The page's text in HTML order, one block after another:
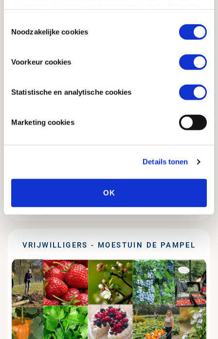
raadplegen, zodat u van deze wijzigingen op de hoogte
Noodzakelijke cookies
Voorkeur cookies
Statistische en analytische cookies
Marketing cookies
Details tonen
OK
HORECA
VRIJWILLIGERS - MOESTUIN DE PAMPEL